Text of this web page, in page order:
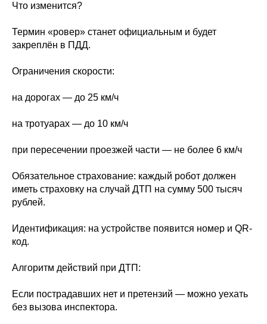
Что изменится?
Термин «ровер» станет официальным и будет
закреплён в ПДД.
Ограничения скорости:
на дорогах — до 25 км/ч
на тротуарах — до 10 км/ч
при пересечении проезжей части — не более 6 км/ч
Обязательное страхование: каждый робот должен
иметь страховку на случай ДТП на сумму 500 тысяч
рублей.
Идентификация: на устройстве появится номер и QR-
код.
Алгоритм действий при ДТП:
Если пострадавших нет и претензий — можно уехать
без вызова инспектора.